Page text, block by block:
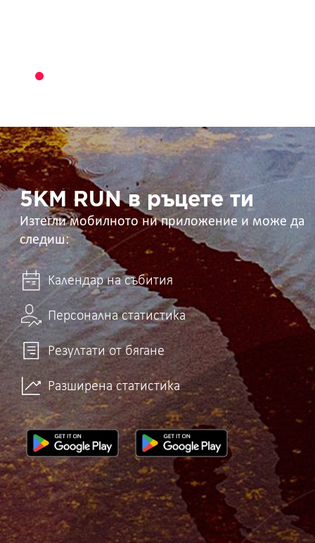
5KM
RUN
в
ръцете
ти 5KM RUN в ръцете ти
Изтегли мобилното ни приложение и може да
следиш:
Календар на събития
Персонална статистика
Резултати от бягане
Разширена статистика